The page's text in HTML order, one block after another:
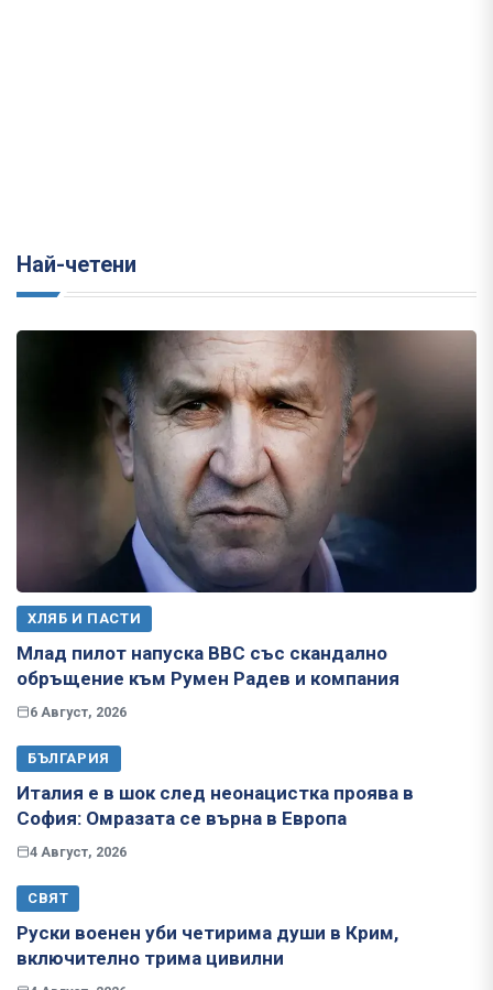
Най-четени
ХЛЯБ И ПАСТИ
Млад пилот напуска ВВС със скандално
обръщение към Румен Радев и компания
6 Август, 2026
БЪЛГАРИЯ
Италия е в шок след неонацистка проява в
София: Омразата се върна в Европа
4 Август, 2026
СВЯТ
Руски военен уби четирима души в Крим,
включително трима цивилни